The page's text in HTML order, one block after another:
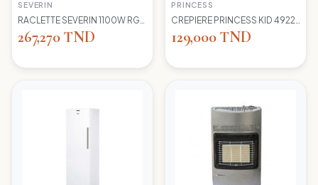
SEVERIN
267,270 TND
PRINCESS
129,000 TND